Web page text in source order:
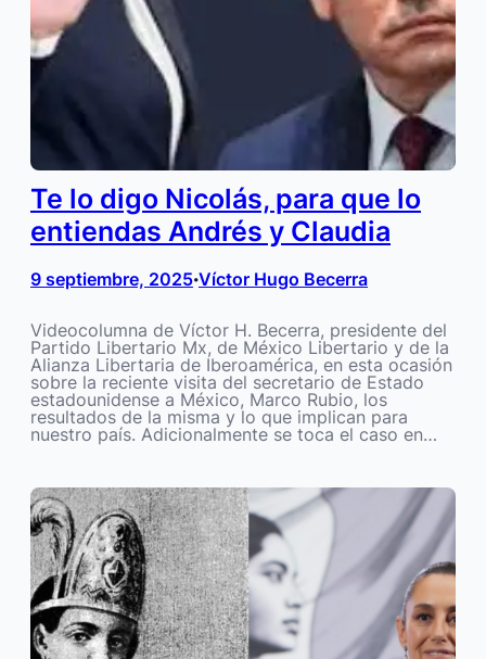
Te lo digo Nicolás, para que lo
entiendas Andrés y Claudia
9 septiembre, 2025•Víctor Hugo Becerra
Videocolumna de Víctor H. Becerra, presidente del
Partido Libertario Mx, de México Libertario y de la
Alianza Libertaria de Iberoamérica, en esta ocasión
sobre la reciente visita del secretario de Estado
estadounidense a México, Marco Rubio, los
resultados de la misma y lo que implican para
nuestro país. Adicionalmente se toca el caso en…